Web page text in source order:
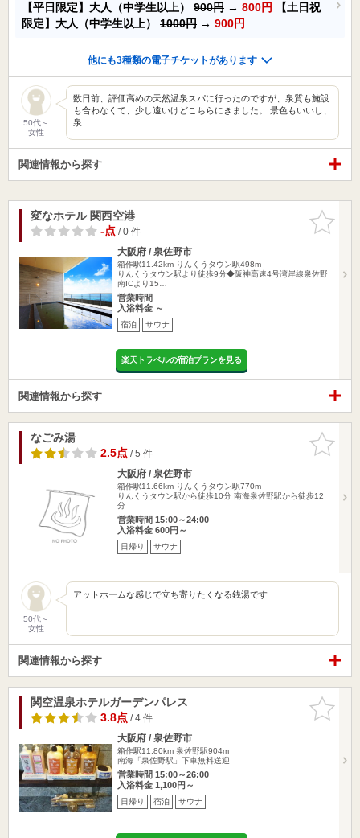
【平日限定】大人（中学生以上） 900円 → 800円
【土日祝
限定】大人（中学生以上） 1000円 → 900円
他にも3種類の電子チケットがあります
50代～
女性
数日前、評価高めの天然温泉スパに行ったのですが、泉質も施設
も合わなくて、少し遠いけどこちらにきました。 景色もいいし、
泉…
関連情報から探す
お気に入
りに追加
変なホテル 関西空港
-点/ 0 件
大阪府 / 泉佐野市
箱作駅11.42km りんくうタウン駅498m
りんくうタウン駅より徒歩9分◆阪神高速4号湾岸線泉佐野
南ICより15…
営業時間
入浴料金 ～
宿泊 サウナ
楽天トラベルの宿泊プランを見る
関連情報から探す
お気に入
りに追加
なごみ湯
2.5点/ 5 件
大阪府 / 泉佐野市
箱作駅11.66km りんくうタウン駅770m
りんくうタウン駅から徒歩10分 南海泉佐野駅から徒歩12
分
営業時間 15:00～24:00
入浴料金 600円～
日帰り サウナ
50代～
女性
アットホームな感じで立ち寄りたくなる銭湯です
関連情報から探す
お気に入
りに追加
関空温泉ホテルガーデンパレス
3.8点/ 4 件
大阪府 / 泉佐野市
箱作駅11.80km 泉佐野駅904m
南海「泉佐野駅」下車無料送迎
営業時間 15:00～26:00
入浴料金 1,100円～
日帰り 宿泊 サウナ